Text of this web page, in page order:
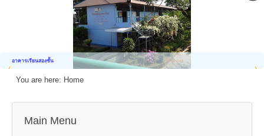
อาคารเรียนสองชั้น
You are here: Home
Main Menu